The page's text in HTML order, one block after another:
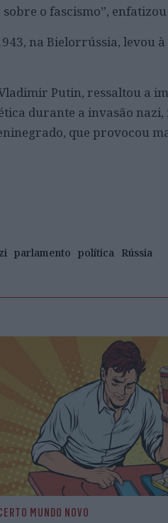
o fascismo”,
na Bielorrússia, levou
Putin, ressaltou a
durante a invasão nazi,
que provocou
parlamento política Rússia
MUNDO NOVO